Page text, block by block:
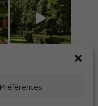
Préférences